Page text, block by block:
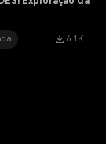
6.1K